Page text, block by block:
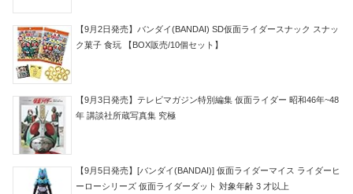
【9月2日発売】バンダイ(BANDAI) SD仮面ライダースナック スナッ
ク菓子 食玩 【BOX販売/10個セット】
【9月3日発売】テレビマガジン特別編集 仮面ライダー 昭和46年~48
年 講談社所蔵写真集 究極
【9月5日発売】[バンダイ(BANDAI)] 仮面ライダーマイス ライダーヒ
ーローシリーズ 仮面ライダーダット 対象年齢 3 才以上